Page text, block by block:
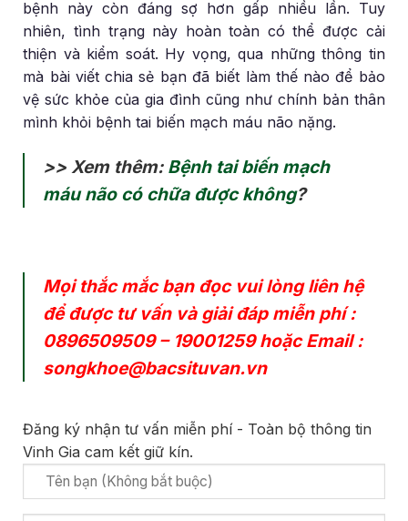
bệnh này còn đáng sợ hơn gấp nhiều lần. Tuy
nhiên, tình trạng này hoàn toàn có thể được cải
thiện và kiểm soát. Hy vọng, qua những thông tin
mà bài viết chia sẻ bạn đã biết làm thế nào để bảo
vệ sức khỏe của gia đình cũng như chính bản thân
mình khỏi bệnh tai biến mạch máu não nặng.
>> Xem thêm: Bệnh tai biến mạch
máu não có chữa được không?
Mọi thắc mắc bạn đọc vui lòng liên hệ
để được tư vấn và giải đáp miễn phí :
0896509509– 19001259hoặc Email :
songkhoe@bacsituvan.vn
Đăng ký nhận tư vấn miễn phí - Toàn bộ thông tin
Vinh Gia cam kết giữ kín.